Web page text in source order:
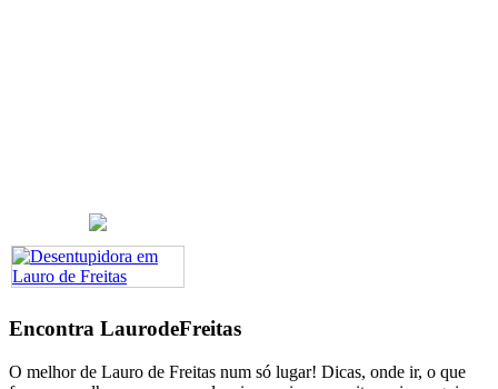
Encontra LaurodeFreitas
O melhor de Lauro de Freitas num só lugar! Dicas, onde ir, o que